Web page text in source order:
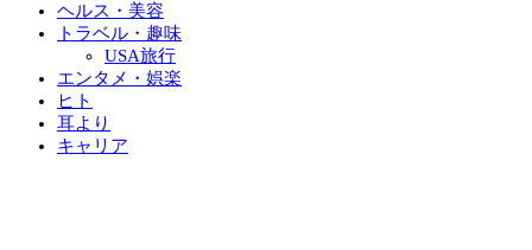
ヘルス・美容
トラベル・趣味
USA旅行
エンタメ・娯楽
ヒト
耳より
キャリア